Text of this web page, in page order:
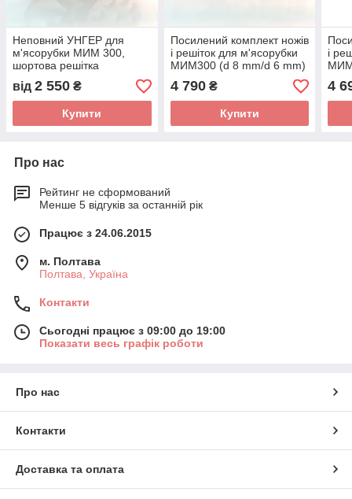
Неповний УНГЕР для
м'ясорубки МИМ 300,
шортова решітка
від 2 550 ₴
Купити
Посилений комплект ножів
і решіток для м'ясорубки
MИМ300 (d 8 mm/d 6 mm)
4 790₴
Купити
і
mm)
4
Про нас
Рейтинг не сформований
Менше 5 відгуків за останній рік
Працює з 24.06.2015
м. Полтава
Полтава, Україна
Контакти
Сьогодні працює з 09:00 до 19:00
Показати весь графік роботи
Про нас
Контакти
Доставка та оплата